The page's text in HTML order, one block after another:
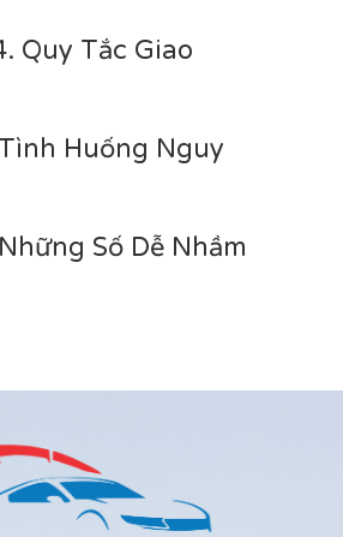
Quy Tắc Giao
Huống Nguy
Số Dễ Nhầm